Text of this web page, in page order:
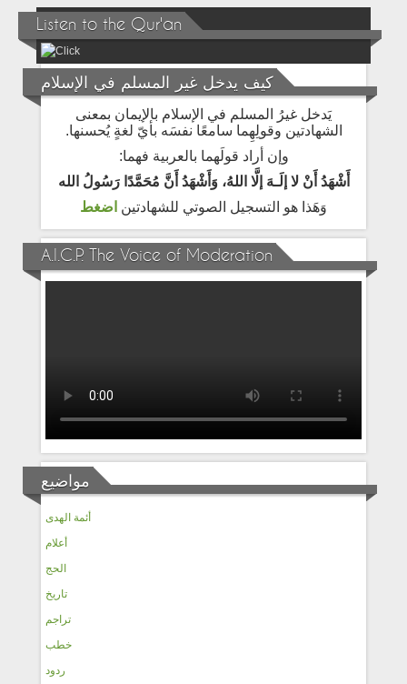
Listen to the Qur'an
كيف يدخل غير المسلم في الإسلام
يَدخل غيرُ المسلم في الإسلام بالإيمان بمعنى
الشهادتين وقولِهِما سامعًا نفسَه بأيّ لغةٍ يُحسنها.
وإن أراد قولَهما بالعربية فهما:
أَشْهَدُ أَنْ لا إلَـهَ إلَّا اللهُ، وَأَشْهَدُ أَنَّ مُحَمَّدًا رَسُولُ الله
وَهَذا هو التسجيل الصوتي للشهادتين اضغط
A.I.C.P. The Voice of Moderation
مواضيع
أئمة الهدى
أعلام
الحج
تاريخ
تراجم
خطب
ردود